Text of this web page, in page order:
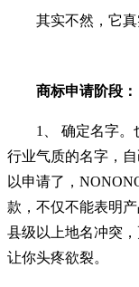
其实不然，它真
商标申请阶段：
1、 确定名字。
行业气质的名字，
以申请了，
款，不仅不能表明
县级以上地名冲突
让你头疼欲裂。